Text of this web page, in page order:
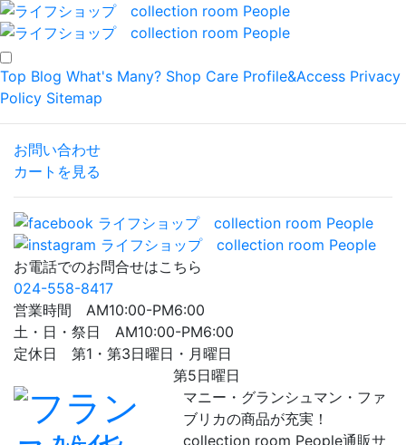
Top Blog What's Many? Shop Care Profile&Access Privacy
Policy Sitemap
お問い合わせ
カートを見る
お電話でのお問合せはこちら
024-558-8417
営業時間 AM10:00-PM6:00
土・日・祭日 AM10:00-PM6:00
定休日 第1・第3日曜日・月曜日
第5日曜日
マニー・グランシュマン・ファ
ブリカの商品が充実！
collection room People通販サ